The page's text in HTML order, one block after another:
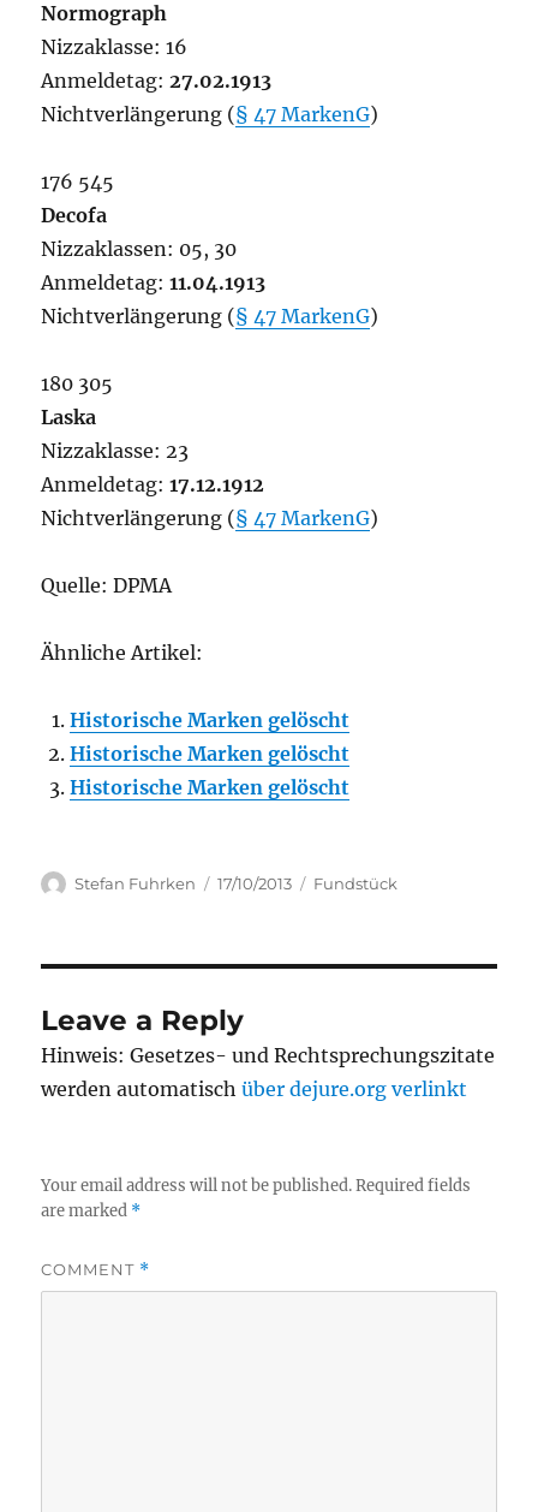
Normograph
Nizzaklasse: 16
Anmeldetag:27.02.1913
Nichtverlängerung (§ 47 MarkenG)
176 545
Decofa
Nizzaklassen: 05, 30
Anmeldetag:11.04.1913
Nichtverlängerung (§ 47 MarkenG)
180 305
Laska
Nizzaklasse: 23
Anmeldetag:17.12.1912
Nichtverlängerung (§ 47 MarkenG)
Quelle: DPMA
Ähnliche Artikel:
Historische Marken gelöscht
Historische Marken gelöscht
Historische Marken gelöscht
Author
Stefan Fuhrken
Posted
17/10/2013 Categories
Fundstück
Leave a Reply
Hinweis: Gesetzes- und Rechtsprechungszitate
werden automatischüber dejure.org verlinkt
Your email address will not be published. Required fields
are marked *
COMMENT *